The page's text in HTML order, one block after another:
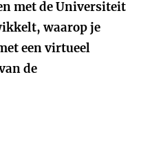
met de Universiteit
waarop je
een virtueel
de